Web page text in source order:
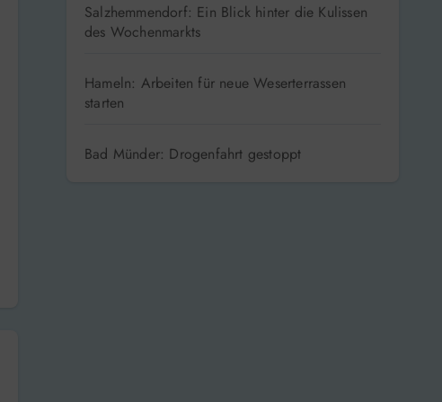
Salzhemmendorf: Ein Blick hinter die Kulissen
des Wochenmarkts
Hameln: Arbeiten für neue Weserterrassen
starten
Bad Münder: Drogenfahrt gestoppt